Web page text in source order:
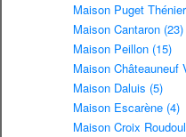
Maison Puget
Maison Cantaron (23)
Maison Peillon (15)
Maison Châteauneuf
Maison Daluis (5)
Maison Escarène (4)
Maison Croix